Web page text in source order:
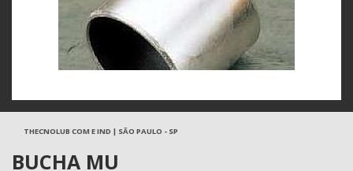
THECNOLUB COM E IND | SÃO PAULO - SP
BUCHA MU